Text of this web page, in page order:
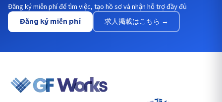
Đăng ký miễn phí để tìm việc, tạo hồ sơ và nhận hỗ trợ đầy đủ
Đăng ký miễn phí 求人掲載はこちら →